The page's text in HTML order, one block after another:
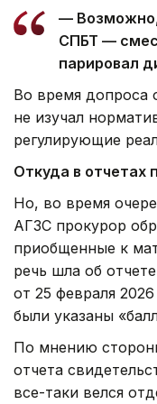
— Возможно,
СПБТ —
парировал
Во время допроса
не изучал
регулирующие
Откуда в отчетах
Но, во время
АГЗС прокурор
приобщенные к
речь шла об
от 25 февраля
были указаны
По мнению
отчета
все-таки велся